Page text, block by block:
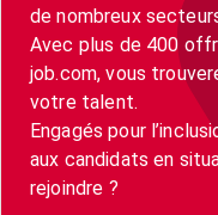
de nombreux
Avec plus de 400
job.com, vous
votre talent.
Engagés pour
aux candidats en